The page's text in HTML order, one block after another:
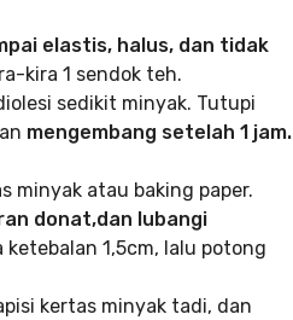
elastis, halus, dan tidak
kira 1 sendok teh.
sedikit minyak. Tutupi
mengembang setelah 1 jam.
minyak atau baking paper.
donat,dan lubangi
1,5cm, lalu potong
kertas minyak tadi, dan